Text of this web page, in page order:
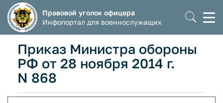
Правовой уголок офицера
Инфопортал для военнослужащих
Приказ Министра обороны
РФ от 28 ноября 2014 г.
N 868